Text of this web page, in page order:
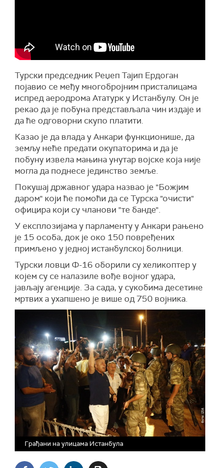
Турски председник Реџеп Тајип Ердоган
појавио се међу многобројним присталицама
испред аеродрома Ататурк у Истанбулу. Он је
рекао да је побуна представљала чин издаје и
да ће одговорни скупо платити.
Казао је да влада у Анкари функционише, да
земљу неће предати окупаторима и да је
побуну извела мањина унутар војске која није
могла да поднесе јединство земље.
Покушај државног удара назвао је "Божјим
даром" који ће помоћи да се Турска "очисти"
официра који су чланови "те банде".
У експлозијама у парламенту у Анкари рањено
је 15 особа, док је око 150 повређених
примљено у једној истанбулској болници.
Турски ловци Ф-16 оборили су хеликоптер у
којем су се налазиле вође војног удара,
јављају агенције. За сада, у сукобима десетине
мртвих а ухапшено је више од 750 војника.
Грађани на улицама Истанбула